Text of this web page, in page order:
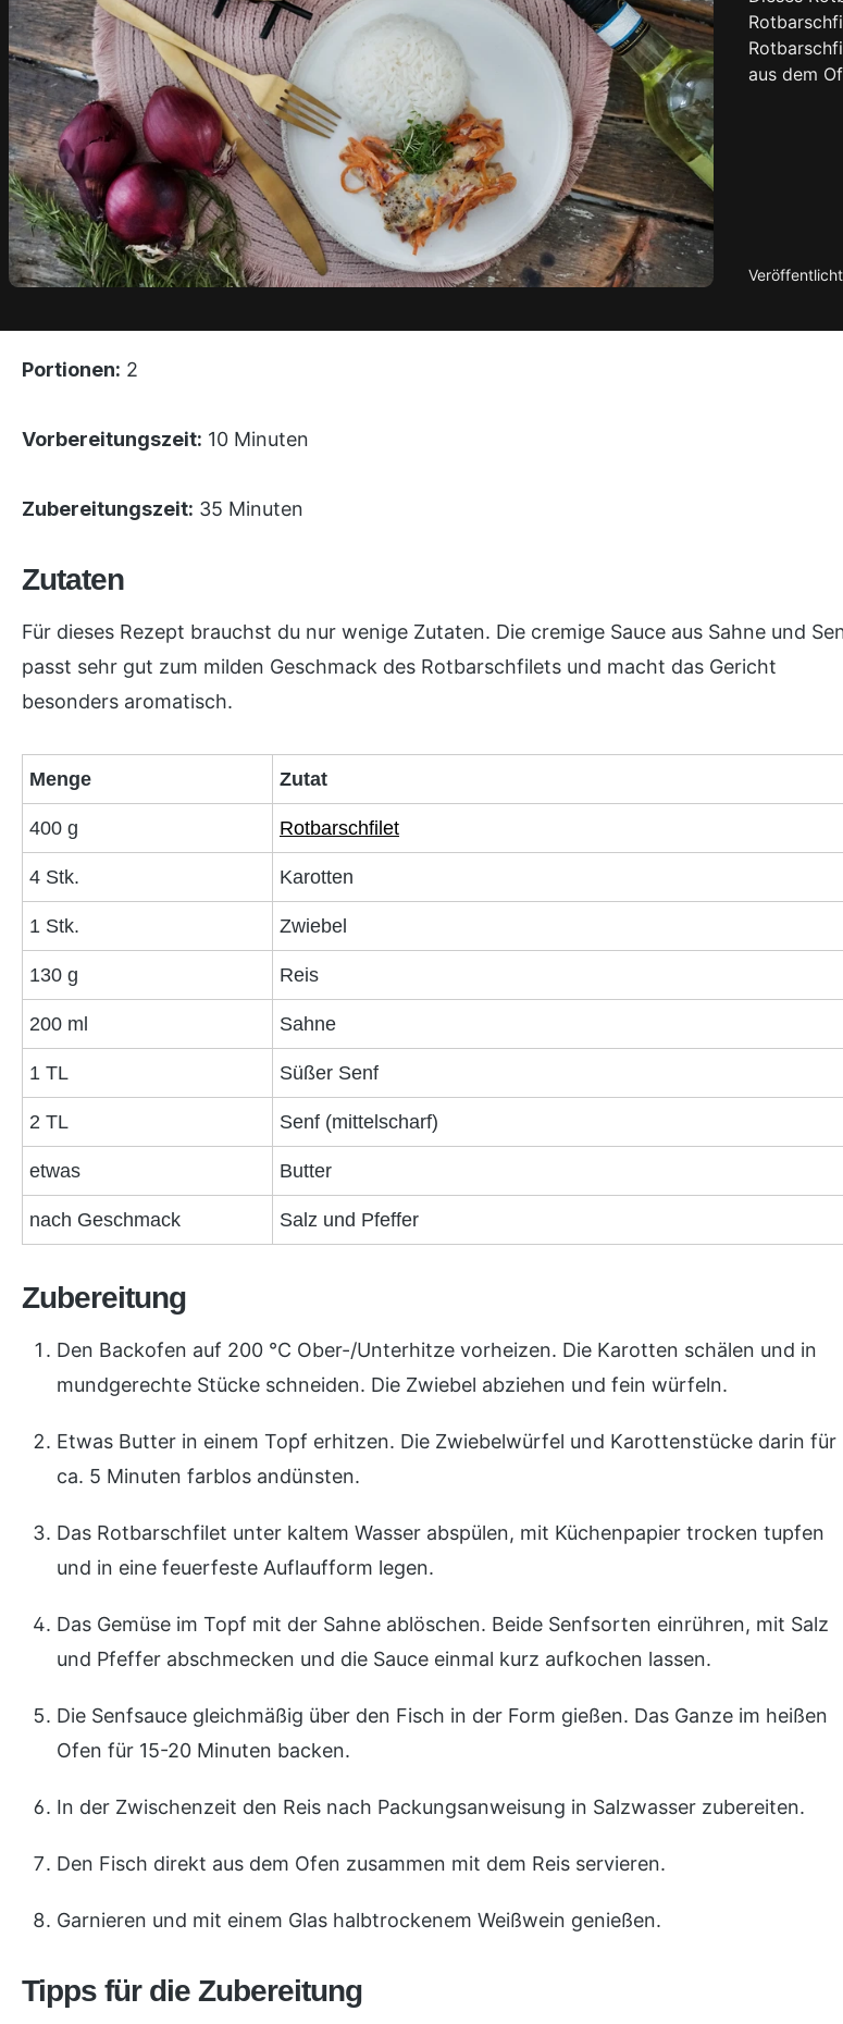
aus dem
Portionen: 2
Vorbereitungszeit: 10 Minuten
Zubereitungszeit: 35 Minuten
Zutaten
Für dieses Rezept brauchst du nur wenige Zutaten. Die cremige Sauce aus Sahne und
passt sehr gut zum milden Geschmack des Rotbarschfilets und macht das Gericht
besonders aromatisch.
Menge Zutat
400 g Rotbarschfilet
4 Stk. Karotten
1 Stk. Zwiebel
130 g Reis
200 ml Sahne
1 TL Süßer Senf
2 TL Senf (mittelscharf)
etwas Butter
nach Geschmack Salz und Pfeffer
Zubereitung
Den Backofen auf 200 °C Ober-/Unterhitze vorheizen. Die Karotten schälen und in
mundgerechte Stücke schneiden. Die Zwiebel abziehen und fein würfeln.
Etwas Butter in einem Topf erhitzen. Die Zwiebelwürfel und Karottenstücke darin für
ca. 5 Minuten farblos andünsten.
Das Rotbarschfilet unter kaltem Wasser abspülen, mit Küchenpapier trocken tupfen
und in eine feuerfeste Auflaufform legen.
Das Gemüse im Topf mit der Sahne ablöschen. Beide Senfsorten einrühren, mit Salz
und Pfeffer abschmecken und die Sauce einmal kurz aufkochen lassen.
Die Senfsauce gleichmäßig über den Fisch in der Form gießen. Das Ganze im heißen
Ofen für 15-20 Minuten backen.
In der Zwischenzeit den Reis nach Packungsanweisung in Salzwasser zubereiten.
Den Fisch direkt aus dem Ofen zusammen mit dem Reis servieren.
Garnieren und mit einem Glas halbtrockenem Weißwein genießen.
Tipps für die Zubereitung